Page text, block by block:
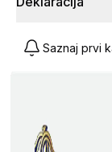
Saznaj prvi